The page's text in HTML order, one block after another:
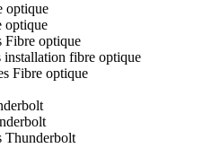
optique
optique
Fibre optique
installation fibre optique
Fibre optique
Thunderbolt